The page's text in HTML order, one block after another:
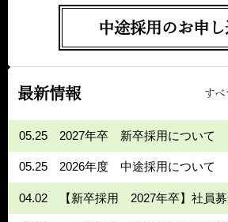
中途採用のお申し
最新情報 す
05.25 2027年卒 新卒採用について
05.25 2026年度 中途採用について
04.02 【新卒採用 2027年卒】社員